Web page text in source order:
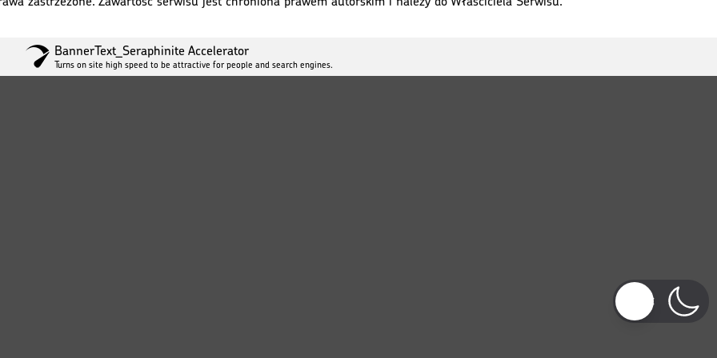
BannerText_Seraphinite Accelerator
Turns on site high speed to be attractive for people and search engines.